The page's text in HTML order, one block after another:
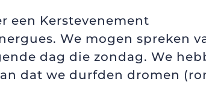
een Kerstevenement
We mogen spreken
dag die zondag. We
dat we durfden dromen